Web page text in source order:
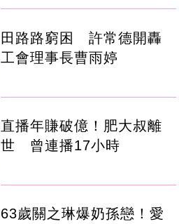
田路路窮困 許常德開轟
工會理事長曹雨婷
直播年賺破億！肥大叔離
世 曾連播17小時
63歲關之琳爆奶孫戀！愛